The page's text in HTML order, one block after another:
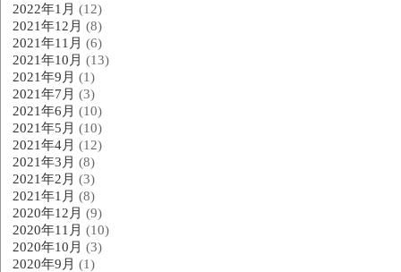
2022年1月 (12)
2021年12月 (8)
2021年11月 (6)
2021年10月 (13)
2021年9月 (1)
2021年7月 (3)
2021年6月 (10)
2021年5月 (10)
2021年4月 (12)
2021年3月 (8)
2021年2月 (3)
2021年1月 (8)
2020年12月 (9)
2020年11月 (10)
2020年10月 (3)
2020年9月 (1)